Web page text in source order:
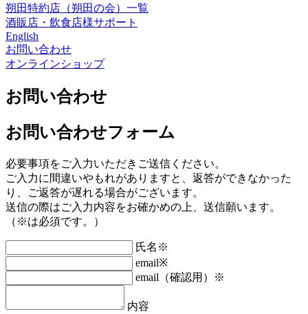
朔田特約店（朔田の会）一覧
酒販店・飲食店様サポート
English
お問い合わせ
オンラインショップ
お問い合わせ
お問い合わせフォーム
必要事項をご入力いただきご送信ください。
ご入力に間違いやもれがありますと、返答ができなかった
り、ご返答が遅れる場合がございます。
送信の際はご入力内容をお確かめの上、送信願います。
（ ※は必須です。）
氏名 ※
email※
email（確認用）
※
内容